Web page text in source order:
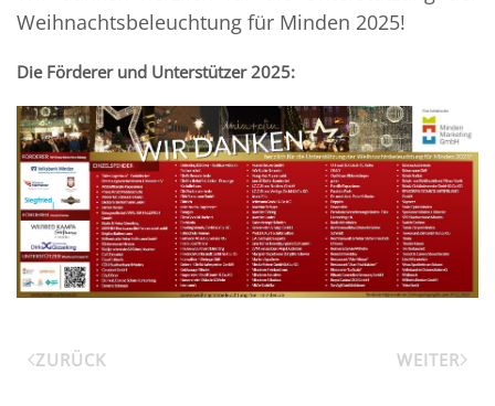
Weihnachtsbeleuchtung für Minden 2025!
Die Förderer und Unterstützer 2025:
ZURÜCK WEITER